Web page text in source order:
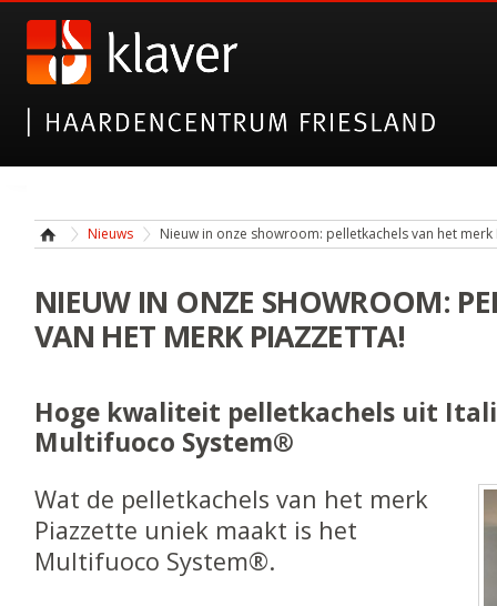
Nieuws Nieuw in onze showroom: pelletkachels van het merk
NIEUW IN ONZE SHOWROOM:
VAN HET MERK PIAZZETTA!
Hoge kwaliteit pelletkachels uit
Multifuoco System®
Wat de pelletkachels van het merk
Piazzette uniek maakt is het
Multifuoco System®.